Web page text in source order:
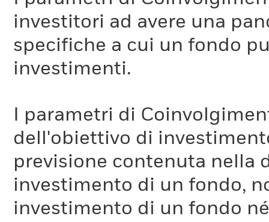
investitori ad avere una
specifiche a cui un fondo
investimenti.
I parametri di
dell'obiettivo di
previsione contenuta nella
investimento di un fondo,
investimento di un fondo